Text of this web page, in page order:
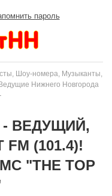
пароль
Шоу-номера, Музыканты,
Нижнего Новгорода
ВЕДУЩИЙ,
(101.4)!
"THE TOP